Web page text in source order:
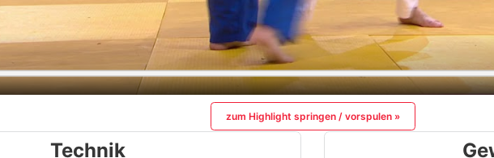
zum Highlight springen / vorspulen »
Technik